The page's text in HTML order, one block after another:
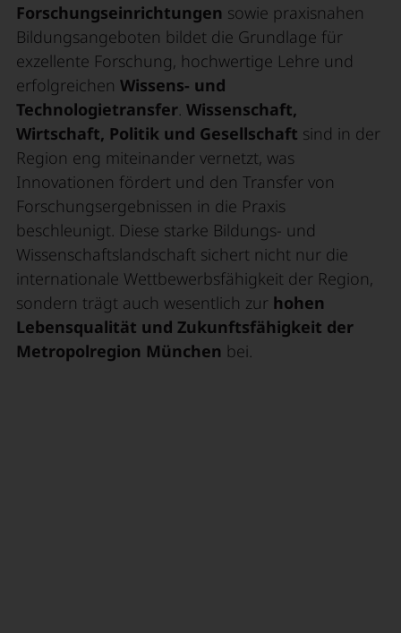
Forschungseinrichtungen sowie praxisnahen
Bildungsangeboten bildet die Grundlage für
exzellente Forschung, hochwertige Lehre und
erfolgreichen Wissens- und
Technologietransfer Wissenschaft,
Wirtschaft, Politik und Gesellschaft sind in der
Region eng miteinander vernetzt, was
Innovationen fördert und den Transfer von
Forschungsergebnissen in die Praxis
beschleunigt. Diese starke Bildungs- und
Wissenschaftslandschaft sichert nicht nur die
internationale Wettbewerbsfähigkeit der Region,
sondern trägt auch wesentlich zur hohen
Lebensqualität und Zukunftsfähigkeit der
Metropolregion München bei.